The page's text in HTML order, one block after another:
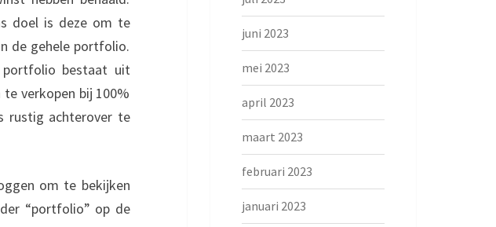
doel is deze om te
de gehele portfolio.
portfolio bestaat uit
verkopen bij 100%
rustig achterover te
om te bekijken
“portfolio” op de
juni 2023
mei 2023
april 2023
maart 2023
februari 2023
januari 2023